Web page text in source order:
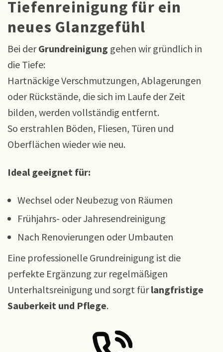
Tiefenreinigung für ein
neues Glanzgefühl
Bei derGrundreinigung gehen wir gründlich in
die Tiefe:
Hartnäckige Verschmutzungen, Ablagerungen
oder Rückstände, die sich im Laufe der Zeit
bilden, werden vollständig entfernt.
So erstrahlen Böden, Fliesen, Türen und
Oberflächen wieder wie neu.
Ideal geeignet für:
Wechsel oder Neubezug von Räumen
Frühjahrs- oder Jahresendreinigung
Nach Renovierungen oder Umbauten
Eine professionelle Grundreinigung ist die
perfekte Ergänzung zur regelmäßigen
Unterhaltsreinigung und sorgt fürlangfristige
Sauberkeit und Pflege.